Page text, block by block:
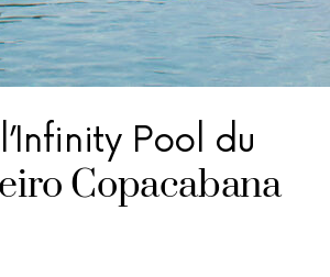
Pool du
Copacabana